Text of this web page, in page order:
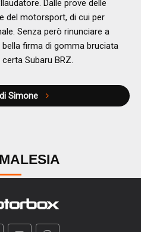
Dalle prove delle
del motorsport, di cui per
Senza però rinunciare a
firma di gomma bruciata
Subaru BRZ.
Simone